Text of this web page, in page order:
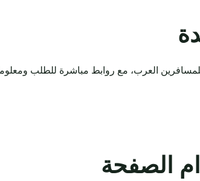
العرب، مع روابط مباشرة للطلب
الصفحة